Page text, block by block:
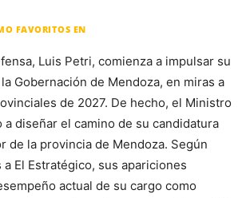
FAVORITOS EN
Luis Petri, comienza a impulsar su
Gobernación de Mendoza, en miras a
de 2027. De hecho, el Ministro
a diseñar el camino de su candidatura
de la provincia de Mendoza. Según
El Estratégico, sus apariciones
actual de su cargo como